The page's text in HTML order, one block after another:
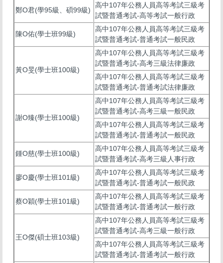
鄭O君(學95級、碩99級)
高中107年公務人員高等考試三級考
試暨普通考試-高等考試一般行政
陳O佑(學士班99級)
高中107年公務人員高等考試三級考
試暨普通考試-普通考試一般民政
黃O旻(學士班100級)
高中107年公務人員高等考試三級考
試暨普通考試-高考三級法律廉政
高中107年公務人員高等考試三級考
試暨普通考試-普通考試法律廉政
謝O臻(學士班100級)
高中107年公務人員高等考試三級考
試暨普通考試-高考三級一般民政
高中107年公務人員高等考試三級考
試暨普通考試-普通考試一般民政
鍾O慈(學士班100級)
高中107年公務人員高等考試三級考
試暨普通考試-高考三級人事行政
廖O慶(學士班101級)
高中107年公務人員高等考試三級考
試暨普通考試-普通考試一般民政
蔡O穎(學士班101級)
高中107年公務人員高等考試三級考
試暨普通考試-普通考試一般行政
王O傑(碩士班103級)
高中107年公務人員高等考試三級考
試暨普通考試-高考三級一般行政
高中107年公務人員高等考試三級考
試暨普通考試-普通考試一般行政